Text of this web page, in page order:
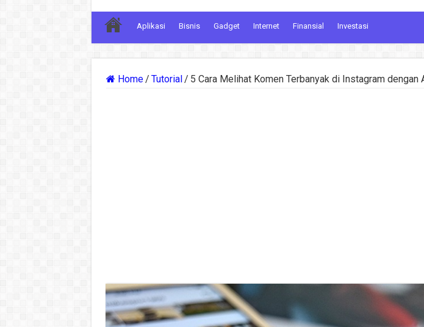
Aplikasi Bisnis Gadget Internet Finansial Investasi
Home/ Tutorial/ 5 Cara Melihat Komen Terbanyak di Instagram dengan